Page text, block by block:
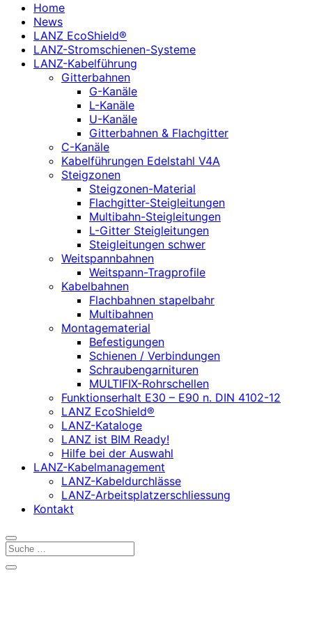
Home
News
LANZ EcoShield®
LANZ-Stromschienen-Systeme
LANZ-Kabelführung
Gitterbahnen
G-Kanäle
L-Kanäle
U-Kanäle
Gitterbahnen & Flachgitter
C-Kanäle
Kabelführungen Edelstahl V4A
Steigzonen
Steigzonen-Material
Flachgitter-Steigleitungen
Multibahn-Steigleitungen
L-Gitter Steigleitungen
Steigleitungen schwer
Weitspannbahnen
Weitspann-Tragprofile
Kabelbahnen
Flachbahnen stapelbahr
Multibahnen
Montagematerial
Befestigungen
Schienen / Verbindungen
Schraubengarnituren
MULTIFIX-Rohrschellen
Funktionserhalt E30 – E90 n. DIN 4102-12
LANZ EcoShield®
LANZ-Kataloge
LANZ ist BIM Ready!
Hilfe bei der Auswahl
LANZ-Kabelmanagement
LANZ-Kabeldurchlässe
LANZ-Arbeitsplatzerschliessung
Kontakt